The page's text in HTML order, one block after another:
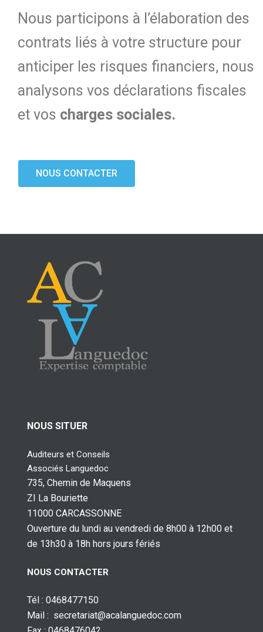
Nous participons à l’élaboration des
contrats liés à votre structure pour
anticiper les risques financiers, nous
analysons vos déclarations fiscales
et vos charges sociales.
NOUS CONTACTER
NOUS SITUER
Auditeurs et Conseils
Associés Languedoc
735, Chemin de Maquens
ZI La Bouriette
11000 CARCASSONNE
Ouverture du lundi au vendredi de 8h00 à 12h00 et
de 13h30 à 18h hors jours fériés
NOUS CONTACTER
Tél : 0468477150
Mail : secretariat@acalanguedoc.com